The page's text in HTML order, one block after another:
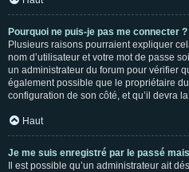
Pourquoi ne puis-je pas me connecter ?
Plusieurs raisons pourraient expliquer
nom d’utilisateur et votre mot de passe
un administrateur du forum pour vérifier
également possible que le propriétaire
configuration de son côté, et qu’il devra
Haut
Je me suis enregistré par le passé
Il est possible qu’un administrateur ait